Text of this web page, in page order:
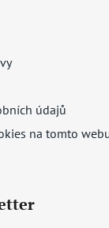
údajů
na tomto